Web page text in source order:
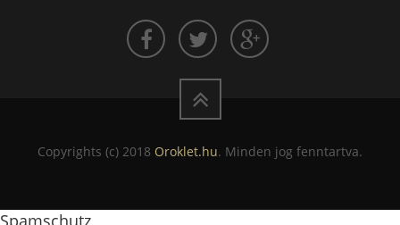
Copyrights (c) 2018 Oroklet.hu. Minden jog fenntartva.
Spamschutz